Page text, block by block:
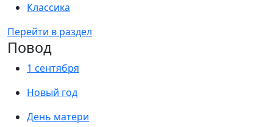
Классика
Перейти в раздел
Повод
1 сентября
Новый год
День матери